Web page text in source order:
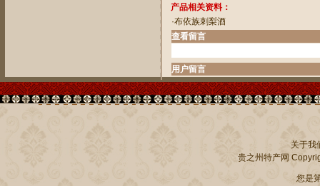
产品相关资料：
·布依族刺梨酒
查看留言
用户留言
关于我
贵之州特产网
您是